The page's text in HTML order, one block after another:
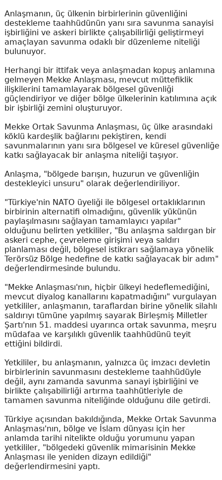
Anlaşmanın, üç ülkenin birbirlerinin güvenliğini
destekleme taahhüdünün yanı sıra savunma sanayisi
işbirliğini ve askeri birlikte çalışabilirliği geliştirmeyi
amaçlayan savunma odaklı bir düzenleme niteliği
bulunuyor.
Herhangi bir ittifak veya anlaşmadan kopuş anlamına
gelmeyen Mekke Anlaşması, mevcut müttefiklik
ilişkilerini tamamlayarak bölgesel güvenliği
güçlendiriyor ve diğer bölge ülkelerinin katılımına açık
bir işbirliği zemini oluşturuyor.
Mekke Ortak Savunma Anlaşması, üç ülke arasındaki
köklü kardeşlik bağlarını pekiştiren, kendi
savunmalarının yanı sıra bölgesel ve küresel güvenliğe
katkı sağlayacak bir anlaşma niteliği taşıyor.
Anlaşma, "bölgede barışın, huzurun ve güvenliğin
destekleyici unsuru" olarak değerlendiriliyor.
"Türkiye'nin NATO üyeliği ile bölgesel ortaklıklarının
birbirinin alternatifi olmadığını, güvenlik yükünün
paylaşılmasını sağlayan tamamlayıcı yapılar"
olduğunu belirten yetkililer, "Bu anlaşma saldırgan bir
askeri cephe, çevreleme girişimi veya saldırı
planlaması değil, bölgesel istikrarı sağlamaya yönelik
Terörsüz Bölge hedefine de katkı sağlayacak bir adım"
değerlendirmesinde bulundu.
"Mekke Anlaşması'nın, hiçbir ülkeyi hedeflemediğini,
mevcut diyalog kanallarını kapatmadığını" vurgulayan
yetkililer, anlaşmanın, taraflardan birine yönelik silahlı
saldırıyı tümüne yapılmış sayarak Birleşmiş Milletler
Şartı'nın 51. maddesi uyarınca ortak savunma, meşru
müdafaa ve karşılıklı güvenlik taahhüdünü teyit
ettiğini bildirdi.
Yetkililer, bu anlaşmanın, yalnızca üç imzacı devletin
birbirlerinin savunmasını destekleme taahhüdüyle
değil, aynı zamanda savunma sanayi işbirliğini ve
birlikte çalışabilirliği artırma taahhütleriyle de
tamamen savunma niteliğinde olduğunu dile getirdi.
Türkiye açısından bakıldığında, Mekke Ortak Savunma
Anlaşması'nın, bölge ve İslam dünyası için her
anlamda tarihi nitelikte olduğu yorumunu yapan
yetkililer, "bölgedeki güvenlik mimarisinin Mekke
Anlaşması ile yeniden dizayn edildiği"
değerlendirmesini yaptı.